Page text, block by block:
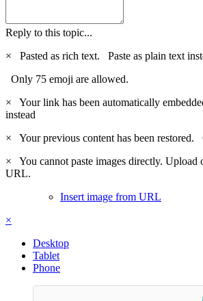
Reply to this topic...
×
Pasted as rich text. Paste as plain text
Only 75 emoji are allowed.
×
Your link has been automatically
instead
×
Your previous content has been restored.
×
You cannot paste images directly. Upload
URL.
Insert image from URL
×
Desktop
Tablet
Phone